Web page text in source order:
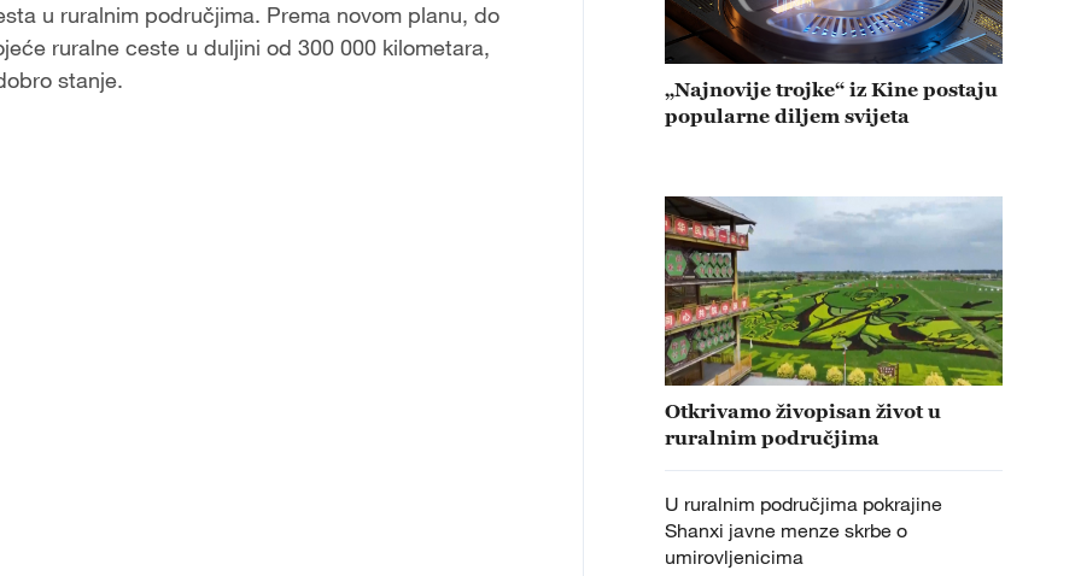
u ruralnim područjima. Prema novom planu, do
ruralne ceste u duljini od 300 000 kilometara,
stanje.
„Najnovije trojke“ iz Kine postaju
popularne diljem svijeta
Otkrivamo živopisan život u
ruralnim područjima
U ruralnim područjima pokrajine
Shanxi javne menze skrbe o
umirovljenicima